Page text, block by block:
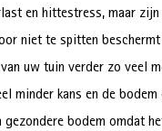
en hittestress, maar
niet te spitten
uw tuin verder zo veel
minder kans en de
bodem omdat